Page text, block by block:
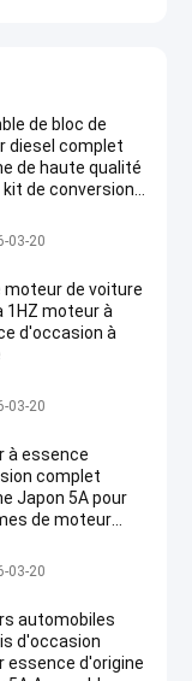
de bloc de
diesel complet
de haute qualité
kit de conversion
pour le
de voiture
rechange de moteur
03-20
moteur de voiture
1HZ moteur à
d'occasion à
rechange de moteur
03-20
à essence
complet
Japon 5A pour
de moteur
rechange de moteur
03-20
automobiles
d'occasion
essence d'origine